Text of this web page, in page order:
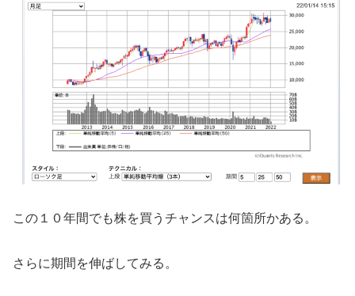
この１０年間でも株を買うチャンスは何箇所かある。
さらに期間を伸ばしてみる。